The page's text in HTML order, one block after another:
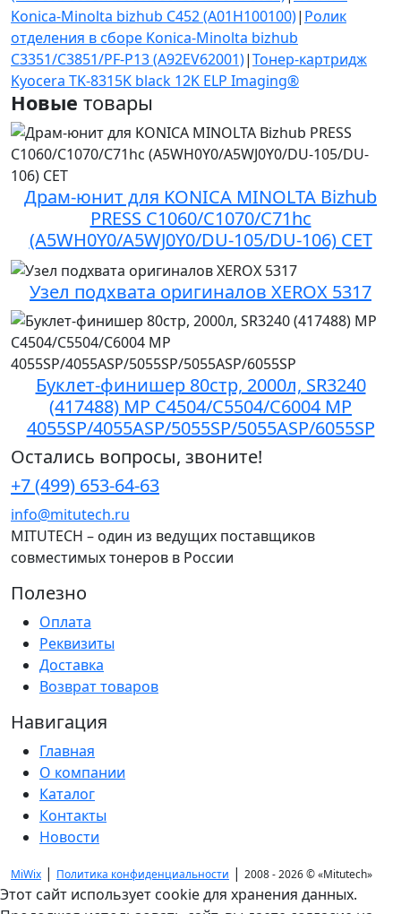
Konica-Minolta bizhub C452 (A01H100100)| Ролик
отделения в сборе Konica-Minolta bizhub
C3351/C3851/PF-P13 (A92EV62001)|Тонер-картридж
Kyocera TK-8315K black 12K ELP Imaging®
Новые товары
Драм-юнит для KONICA MINOLTA Bizhub
PRESS C1060/C1070/C71hc
(A5WH0Y0/A5WJ0Y0/DU-105/DU-106) CET
Узел подхвата оригиналов XEROX 5317
Буклет-финишер 80стр, 2000л, SR3240
(417488) MP C4504/C5504/C6004 MP
4055SP/4055ASP/5055SP/5055ASP/6055SP
Остались вопросы, звоните!
+7 (499) 653-64-63
info@mitutech.ru
MITUTECH – один из ведущих поставщиков
совместимых тонеров в России
Полезно
Оплата
Реквизиты
Доставка
Возврат товаров
Навигация
Главная
О компании
Каталог
Контакты
Новости
MiWix | Политика конфиденциальности | 2008 - 2026 ©«Mitutech»
Этот сайт использует cookie для хранения данных.